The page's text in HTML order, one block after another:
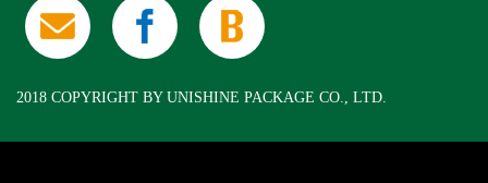
2018 COPYRIGHT BY UNISHINE PACKAGE CO., LTD.